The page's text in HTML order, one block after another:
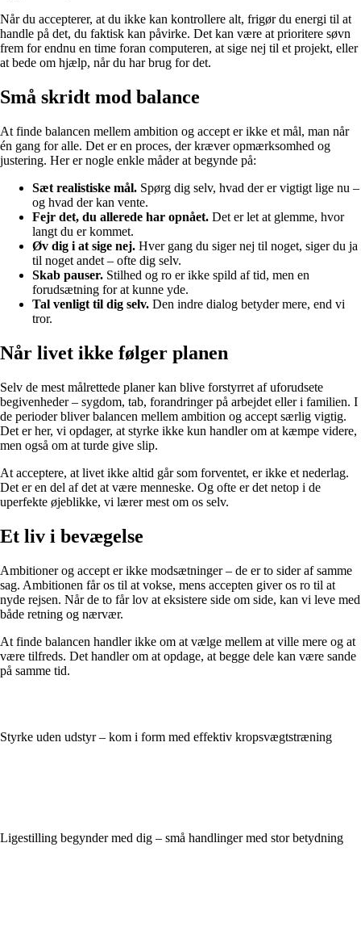
Når du accepterer, at du ikke kan kontrollere alt, frigør du energi til at
handle på det, du faktisk kan påvirke. Det kan være at prioritere søvn
frem for endnu en time foran computeren, at sige nej til et projekt, eller
at bede om hjælp, når du har brug for det.
Små skridt mod balance
At finde balancen mellem ambition og accept er ikke et mål, man når
én gang for alle. Det er en proces, der kræver opmærksomhed og
justering. Her er nogle enkle måder at begynde på:
Sæt realistiske mål. Spørg dig selv, hvad der er vigtigt lige nu –
og hvad der kan vente.
Fejr det, du allerede har opnået. Det er let at glemme, hvor
langt du er kommet.
Øv dig i at sige nej. Hver gang du siger nej til noget, siger du ja
til noget andet – ofte dig selv.
Skab pauser. Stilhed og ro er ikke spild af tid, men en
forudsætning for at kunne yde.
Tal venligt til dig selv. Den indre dialog betyder mere, end vi
tror.
Når livet ikke følger planen
Selv de mest målrettede planer kan blive forstyrret af uforudsete
begivenheder – sygdom, tab, forandringer på arbejdet eller i familien. I
de perioder bliver balancen mellem ambition og accept særlig vigtig.
Det er her, vi opdager, at styrke ikke kun handler om at kæmpe videre,
men også om at turde give slip.
At acceptere, at livet ikke altid går som forventet, er ikke et nederlag.
Det er en del af det at være menneske. Og ofte er det netop i de
uperfekte øjeblikke, vi lærer mest om os selv.
Et liv i bevægelse
Ambitioner og accept er ikke modsætninger – de er to sider af samme
sag. Ambitionen får os til at vokse, mens accepten giver os ro til at
nyde rejsen. Når de to får lov at eksistere side om side, kan vi leve med
både retning og nærvær.
At finde balancen handler ikke om at vælge mellem at ville mere og at
være tilfreds. Det handler om at opdage, at begge dele kan være sande
på samme tid.
Styrke uden udstyr – kom i form med effektiv kropsvægtstræning
Ligestilling begynder med dig – små handlinger med stor betydning